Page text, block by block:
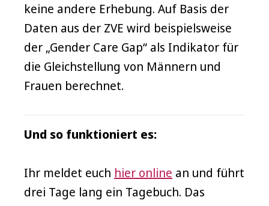
keine andere Erhebung. Auf Basis der
Daten aus der ZVE wird beispielsweise
der „Gender Care Gap“ als Indikator für
die Gleichstellung von Männern und
Frauen berechnet.
Und so funktioniert es:
Ihr meldet euch hier online an und führt
drei Tage lang ein Tagebuch. Das